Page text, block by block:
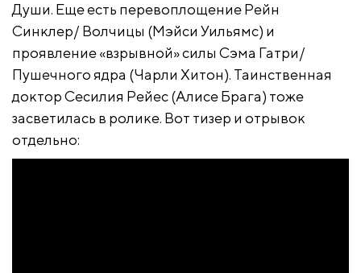
Души. Еще есть перевоплощение Рейн
Синклер/ Волчицы (Мэйси Уильямс) и
проявление «взрывной» силы Сэма Гатри/
Пушечного ядра (Чарли Хитон). Таинственная
доктор Сесилия Рейес (Алисе Брага) тоже
засветилась в ролике. Вот тизер и отрывок
отдельно: